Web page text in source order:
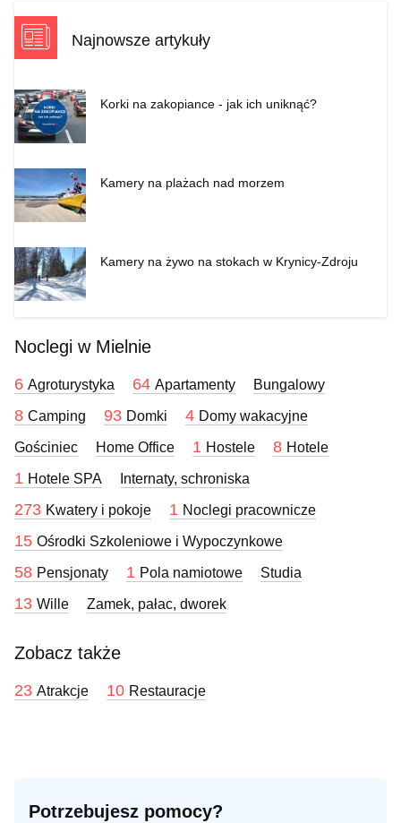
Najnowsze artykuły
Korki na zakopiance - jak ich uniknąć?
Kamery na plażach nad morzem
Kamery na żywo na stokach w Krynicy-Zdroju
Noclegi w Mielnie
6 Agroturystyka 64 Apartamenty Bungalowy
8 Camping 93 Domki 4 Domy wakacyjne
Gościniec Home Office 1 Hostele 8 Hotele
1 Hotele SPA Internaty, schroniska
273 Kwatery i pokoje 1 Noclegi pracownicze
15 Ośrodki Szkoleniowe i Wypoczynkowe
58 Pensjonaty 1 Pola namiotowe Studia
13 Wille Zamek, pałac, dworek
Zobacz także
23 Atrakcje 10 Restauracje
Potrzebujesz pomocy?